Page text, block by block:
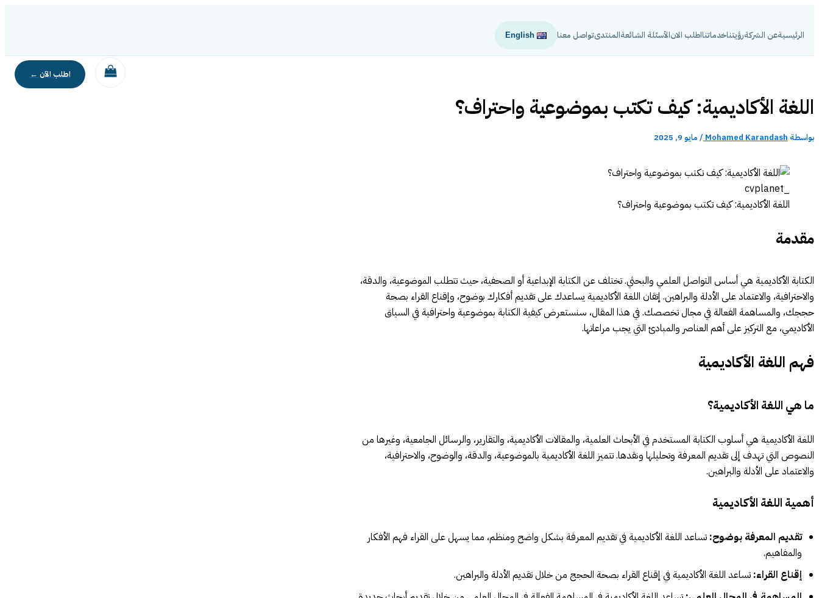
المحتوى
الرئيسيةعن الشركةرؤيتناخدماتنااطلب الانالأسئلة الشائعةالمنتدىتواصل معنا English
اللغة الأكاديمية: كيف تكتب بموضوعية واحتراف؟
بواسطة Mohamed Karandash
/ مايو 9, 2025
اللغة الأكاديمية: كيف تكتب بموضوعية واحتراف؟
مقدمة
الكتابة الأكاديمية هي أساس التواصل العلمي والبحثي. تختلف عن الكتابة الإبداعية أو الصحفية، حيث تتطلب الموضوعية، والدقة،
والاحترافية، والاعتماد على الأدلة والبراهين. إتقان اللغة الأكاديمية يساعدك على تقديم أفكارك بوضوح، وإقناع القراء بصحة
حججك، والمساهمة الفعالة في مجال تخصصك. في هذا المقال، سنستعرض كيفية الكتابة بموضوعية واحترافية في السياق
الأكاديمي، مع التركيز على أهم العناصر والمبادئ التي يجب مراعاتها.
فهم اللغة الأكاديمية
ما هي اللغة الأكاديمية؟
اللغة الأكاديمية هي أسلوب الكتابة المستخدم في الأبحاث العلمية، والمقالات الأكاديمية، والتقارير، والرسائل الجامعية، وغيرها من
النصوص التي تهدف إلى تقديم المعرفة وتحليلها ونقدها. تتميز اللغة الأكاديمية بالموضوعية، والدقة، والوضوح، والاحترافية،
والاعتماد على الأدلة والبراهين.
أهمية اللغة الأكاديمية
تقديم المعرفة بوضوح: تساعد اللغة الأكاديمية في تقديم المعرفة بشكل واضح ومنظم، مما يسهل على القراء فهم الأفكار
والمفاهيم.
إقناع القراء: تساعد اللغة الأكاديمية في إقناع القراء بصحة الحجج من خلال تقديم الأدلة والبراهين.